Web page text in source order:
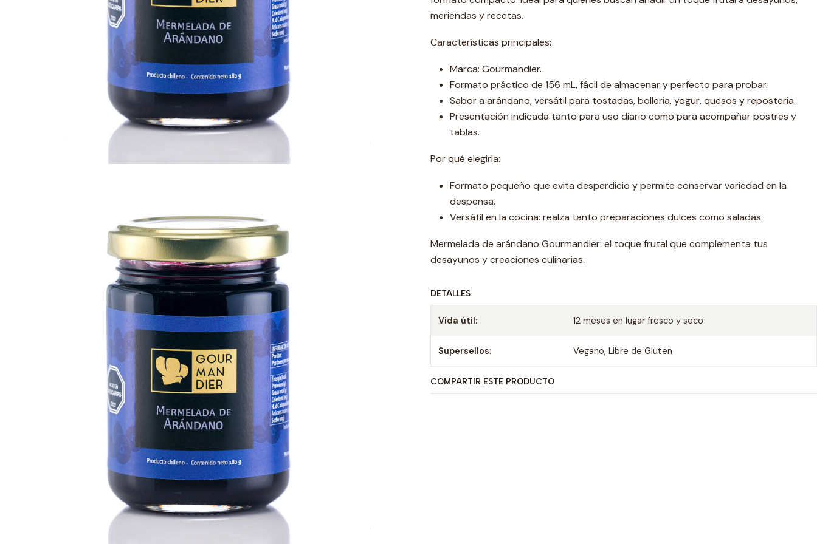
meriendas y recetas.
Características principales:
Marca: Gourmandier.
Formato práctico de 156 mL, fácil de almacenar y perfecto para probar.
Sabor a arándano, versátil para tostadas, bollería, yogur, quesos y repostería.
Presentación indicada tanto para uso diario como para acompañar postres y
tablas.
Por qué elegirla:
Formato pequeño que evita desperdicio y permite conservar variedad en la
despensa.
Versátil en la cocina: realza tanto preparaciones dulces como saladas.
Mermelada de arándano Gourmandier: el toque frutal que complementa tus
desayunos y creaciones culinarias.
DETALLES
Vida útil: 12 meses en lugar fresco y seco
Supersellos: Vegano, Libre de Gluten
COMPARTIR ESTE PRODUCTO